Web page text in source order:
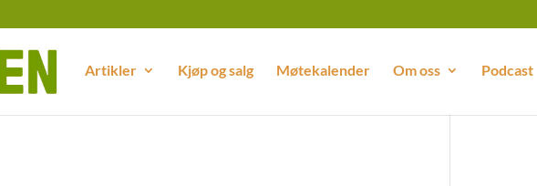
Artikler Kjøp og salg Møtekalender Om oss Podcast